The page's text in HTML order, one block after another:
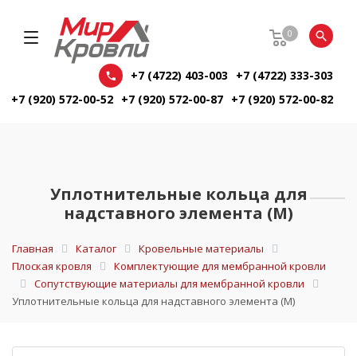
0
+7 (4722) 403-003
+7 (4722) 333-303
+7 (920) 572-00-52 +7 (920) 572-00-87 +7 (920) 572-00-82
Уплотнительные кольца для
надставного элемента (М)
Главная Каталог
Кровельные материалы
Плоская кровля
Комплектующие для мембранной кровли
Сопутствующие материалы для мембранной кровли
Уплотнительные кольца для надставного элемента (М)